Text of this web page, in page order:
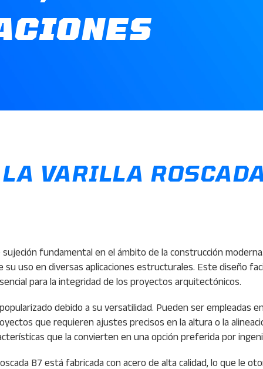
VARILLA
fundamental en el ámbito de la construcción
uso en diversas aplicaciones estructurales. Este diseño
para la integridad de los proyectos arquitectónicos.
debido a su versatilidad. Pueden ser empleadas
que requieren ajustes precisos en la altura o la
que la convierten en una opción preferida por
B7 está fabricada con acero de alta calidad, lo que le